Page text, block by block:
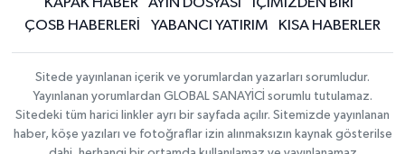
KAPAK HABER AYIN DOSYASI
İÇİMİZDEN BİRİ
ÇOSB HABERLERİ
YABANCI YATIRIM KISA HABERLER
Sitede yayınlanan içerik ve yorumlardan yazarları sorumludur.
Yayınlanan yorumlardan GLOBAL SANAYİCİ sorumlu tutulamaz.
Sitedeki tüm harici linkler ayrı bir sayfada açılır. Sitemizde yayınlanan
haber, köşe yazıları ve fotoğraflar izin alınmaksızın kaynak gösterilse